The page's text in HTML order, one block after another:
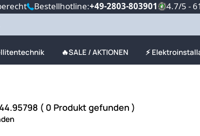
Bestellhotline:+49-2803-803901 4.7/5 -
🔥SALE / AKTIONEN ⚡
( 0 Produkt gefunden )